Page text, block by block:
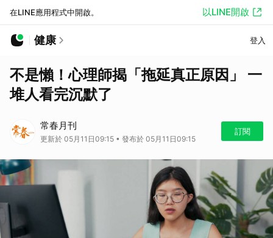
在LINE應用程式中開啟。 以LINE開啟
健康 登入
不是懶！心理師揭「拖延真正原因」 一
堆人看完沉默了
常春月刊
更新於 05月11日09:15 • 發布於 05月11日09:15
訂閱